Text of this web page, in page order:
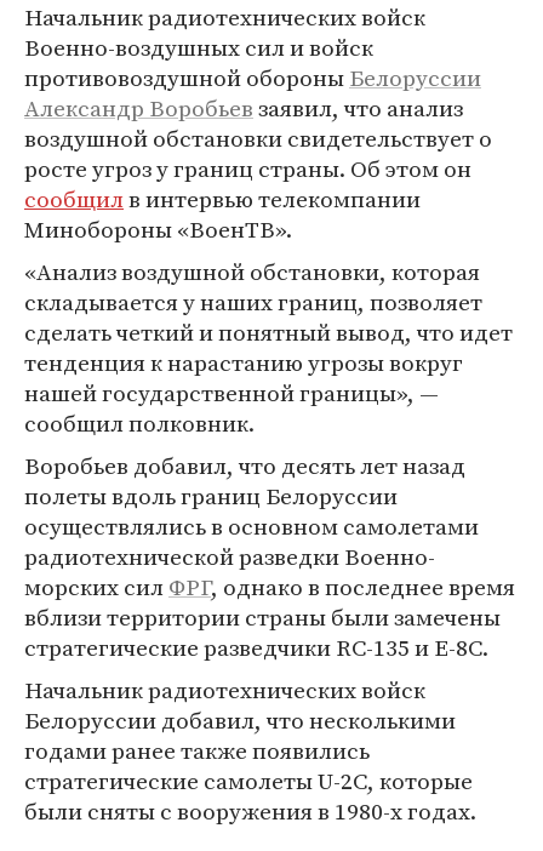
Начальник радиотехнических войск
Военно-воздушных сил и войск
противовоздушной обороныБелоруссии
Александр Воробьевзаявил, что анализ
воздушной обстановки свидетельствует о
росте угроз у границ страны. Об этом он
сообщилв интервью телекомпании
Минобороны «ВоенТВ».
«Анализ воздушной обстановки, которая
складывается у наших границ, позволяет
сделать четкий и понятный вывод, что идет
тенденция к нарастанию угрозы вокруг
нашей государственной границы», —
сообщил полковник.
Воробьев добавил, что десять лет назад
полеты вдоль границ Белоруссии
осуществлялись в основном самолетами
радиотехнической разведки Военно-
морских силФРГ, однако в последнее время
вблизи территории страны были замечены
стратегические разведчики RC-135 и Е-8С.
Начальник радиотехнических войск
Белоруссии добавил, что несколькими
годами ранее также появились
стратегические самолеты U-2C, которые
были сняты с вооружения в 1980-х годах.